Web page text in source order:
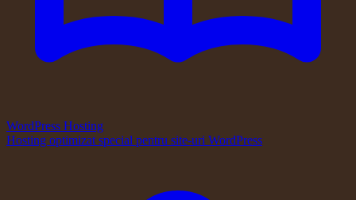
WordPress Hosting
Hosting optimizat special pentru site-uri WordPress